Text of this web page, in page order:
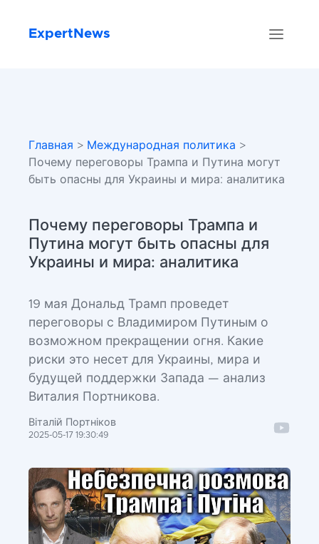
ExpertNews
Главная > Международная политика >
Почему переговоры Трампа и Путина могут
быть опасны для Украины и мира: аналитика
Почему переговоры Трампа и
Путина могут быть опасны для
Украины и мира: аналитика
19 мая Дональд Трамп проведет
переговоры с Владимиром Путиным о
возможном прекращении огня. Какие
риски это несет для Украины, мира и
будущей поддержки Запада — анализ
Виталия Портникова.
Віталій Портніков
2025-05-17 19:30:49